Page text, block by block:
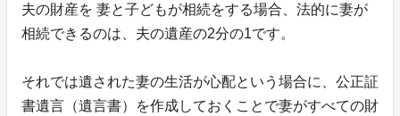
夫の財産を 妻と子どもが相続をする場合、法的に妻が
相続できるのは、夫の遺産の2分の1です。
それでは遺された妻の生活が心配という場合に、公正証
書遺言（遺言書）を作成しておくことで妻がすべての財